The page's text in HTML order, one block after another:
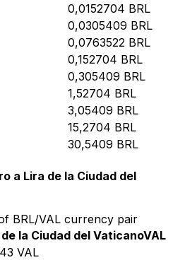
0,0152704 BRL
0,0305409 BRL
0,0763522 BRL
0,152704 BRL
0,305409 BRL
1,52704 BRL
3,05409 BRL
15,2704 BRL
30,5409 BRL
a Lira de la Ciudad del
BRL/VAL currency pair
la Ciudad del VaticanoVAL
VAL